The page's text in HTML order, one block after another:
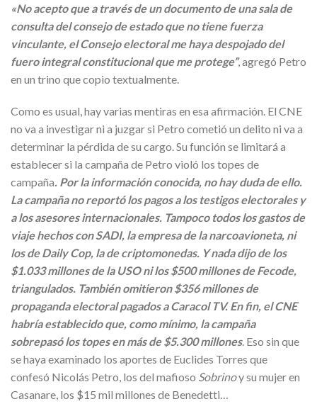
«No acepto que a través de un documento de una sala de
consulta del consejo de estado que no tiene fuerza
vinculante, el Consejo electoral me haya despojado del
fuero integral constitucional que me protege”, agregó Petro
en un trino que copio textualmente.
Como es usual, hay varias mentiras en esa afirmación. El CNE
no va a investigar ni a juzgar si Petro cometió un delito ni va a
determinar la pérdida de su cargo. Su función se limitará a
establecer si la campaña de Petro violó los topes de
campaña. Por la información conocida, no hay duda de ello.
La campaña no reportó los pagos a los testigos electorales y
a los asesores internacionales. Tampoco todos los gastos de
viaje hechos con SADI, la empresa de la narcoavioneta, ni
los de Daily Cop, la de criptomonedas. Y nada dijo de los
$1.033 millones de la USO ni los $500 millones de Fecode,
triangulados. También omitieron $356 millones de
propaganda electoral pagados a Caracol TV. En fin, el CNE
habría establecido que, como mínimo, la campaña
sobrepasó los topes en más de $5.300 millones. Eso sin que
se haya examinado los aportes de Euclides Torres que
confesó Nicolás Petro, los del mafioso Sobrinoy su mujer en
Casanare, los $15 mil millones de Benedetti…